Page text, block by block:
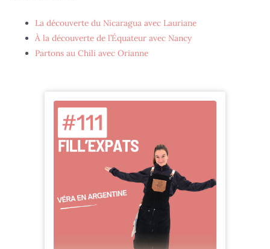
La découverte du Nicaragua avec Lauriane
À la découverte de l’Équateur avec Nancy
Partons au Chili avec Orianne